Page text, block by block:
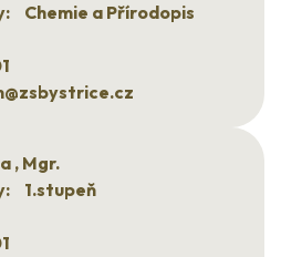
Chemie a Přírodopis
, Mgr.
1.stupeň